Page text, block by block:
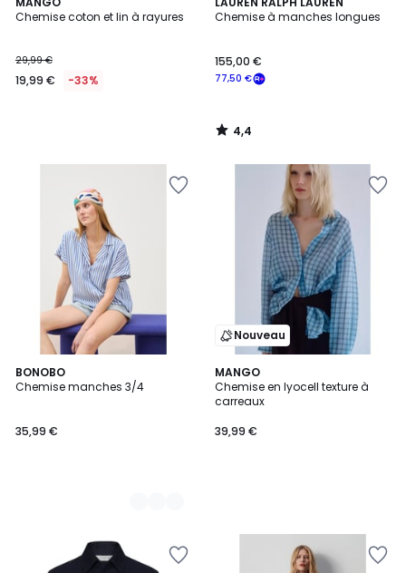
Chemise coton et lin à rayures
29,99 €
19,99 € -33%
Chemise à manches longues
77,50 €
155,00 €
/ 5
4,4
/
BONOBO
Chemise manches 3/4
35,99 €
2
Couleurs
Nouveau
MANGO
Chemise en lyocell texture à
carreaux
39,99 €